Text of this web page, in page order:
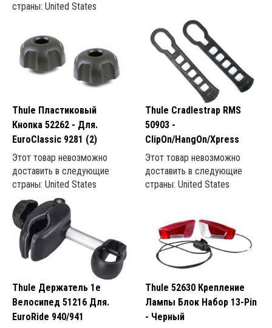
страны: United States
Thule Пластиковый
Кнопка 52262 - Для.
EuroClassic 9281 (2)
Этот товар невозможно
доставить в следующие
страны: United States
Thule Cradlestrap RMS
50903 -
ClipOn/HangOn/Xpress
Этот товар невозможно
доставить в следующие
страны: United States
Thule Держатель 1e
Велосипед 51216 Для.
EuroRide 940/941
Thule 52630 Крепление
Лампы Блок Набор 13-Pin
- Черный